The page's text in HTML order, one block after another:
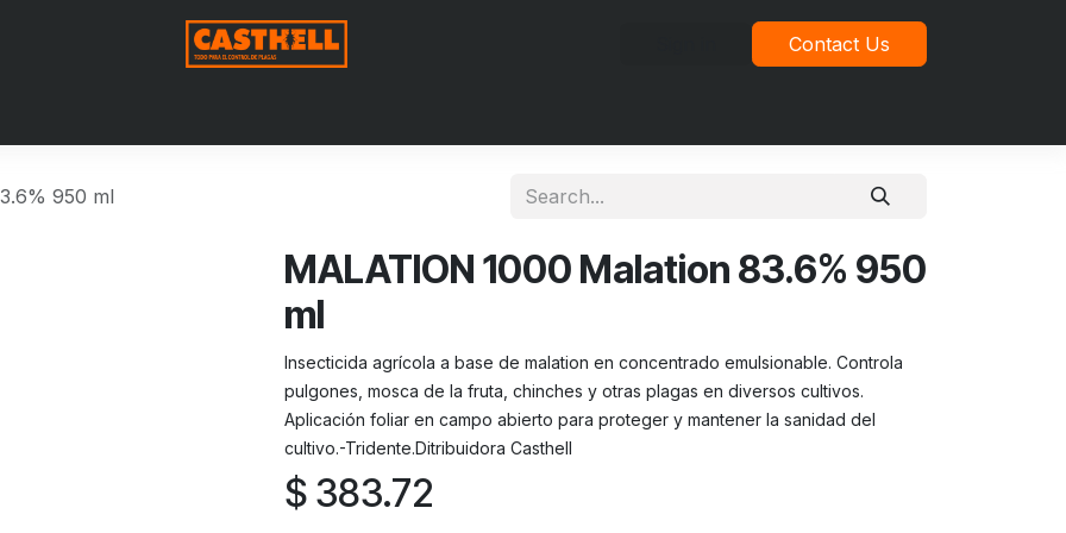
Contact Us
950 ml
MALATION 1000 Malation 83.6% 950
ml
Insecticida agrícola a base de malation en concentrado emulsionable. Controla
pulgones, mosca de la fruta, chinches y otras plagas en diversos cultivos.
Aplicación foliar en campo abierto para proteger y mantener la sanidad del
cultivo.-Tridente.Ditribuidora Casthell
$ 383.72